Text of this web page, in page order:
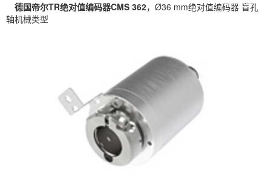
德国帝尔TR绝对值编码器CMS 362，Ø36 mm绝对值编码器 盲孔
轴机械类型